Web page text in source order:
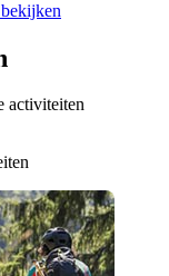
activiteiten